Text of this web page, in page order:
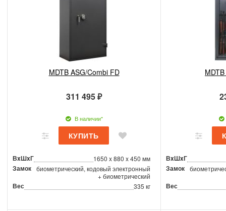
MDTB ASG/Combi FD
311 495 ₽
В наличии*
ВxШxГ 1650 x 880 x 450 мм
Замок биометрический, кодовый электронный
+ биометрический
Вес 335 кг
ВxШxГ
Замок
Вес